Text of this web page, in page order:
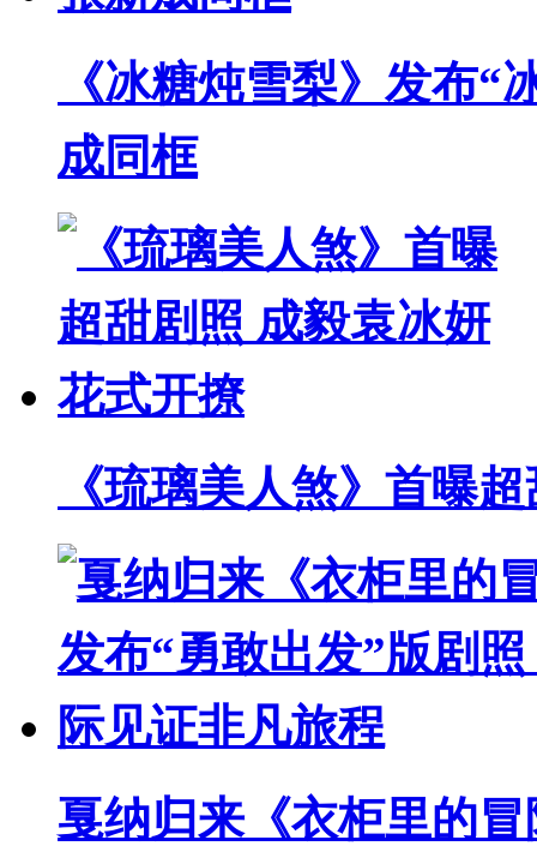
《冰糖炖雪梨》发布
成同框
《琉璃美人煞》首曝
戛纳归来《衣柜里的